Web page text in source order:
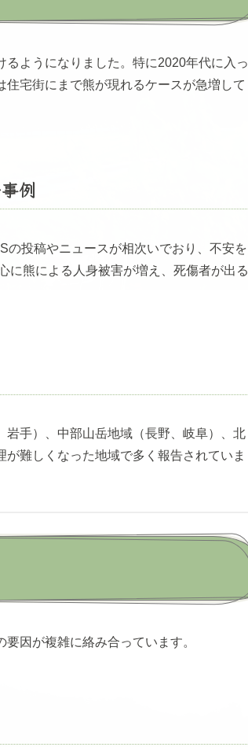
ようになりました。特に2020年代に入っ
宅街にまで熊が現れるケースが急増して
例
の投稿やニュースが相次いでおり、不安を
に熊による人身被害が増え、死傷者が出る
手）、中部山岳地域（長野、岐阜）、北
難しくなった地域で多く報告されていま
因が複雑に絡み合っています。